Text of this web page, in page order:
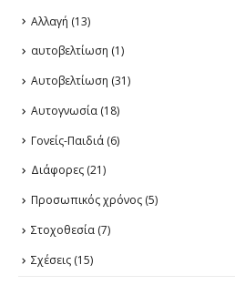
Αλλαγή (13)
αυτοβελτίωση (1)
Αυτοβελτίωση (31)
Αυτογνωσία (18)
Γονείς-Παιδιά (6)
Διάφορες (21)
Προσωπικός χρόνος (5)
Στοχοθεσία (7)
Σχέσεις (15)